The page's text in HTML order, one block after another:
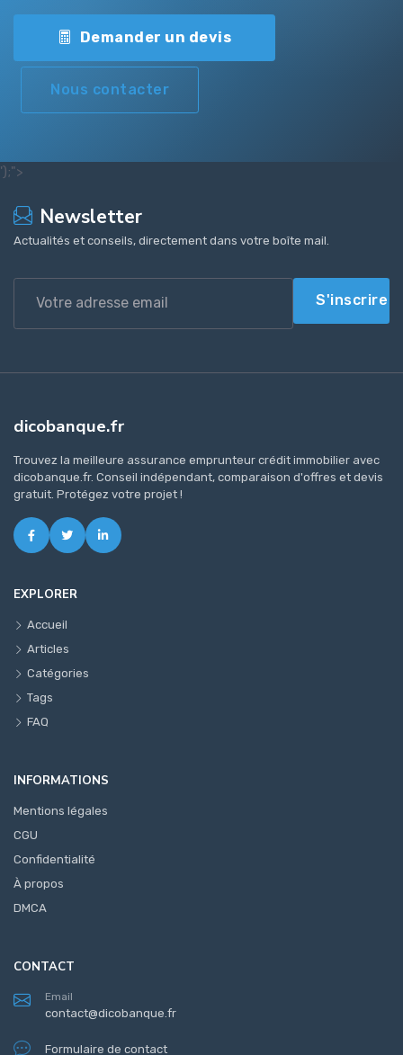
Demander un devis
Nous contacter
');">
Newsletter
Actualités et conseils, directement dans votre boîte mail.
S'inscrire
dicobanque.fr
Trouvez la meilleure assurance emprunteur crédit immobilier avec
dicobanque.fr. Conseil indépendant, comparaison d'offres et devis
gratuit. Protégez votre projet !
EXPLORER
Accueil
Articles
Catégories
Tags
FAQ
INFORMATIONS
Mentions légales
CGU
Confidentialité
À propos
DMCA
CONTACT
Email
contact@dicobanque.fr
Formulaire de contact